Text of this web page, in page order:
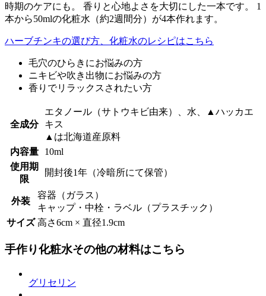
時期のケアにも。 香りと心地よさを大切にした一本です。 1
本から50mlの化粧水（約2週間分）が4本作れます。
ハーブチンキの選び方、化粧水のレシピはこちら
毛穴のひらきにお悩みの方
ニキビや吹き出物にお悩みの方
香りでリラックスされたい方
全成分
エタノール（サトウキビ由来）、水、▲ハッカエ
キス
▲は北海道産原料
内容量
10ml
使用期
限
開封後1年（冷暗所にて保管）
外装
容器（ガラス）
キャップ・中栓・ラベル（プラスチック）
サイズ 高さ6cm × 直径1.9cm
手作り化粧水その他の材料はこちら
グリセリン